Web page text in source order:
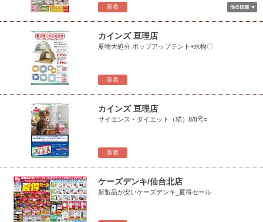
新着
新着
カインズ 亘理店
夏物大処分 ポップアップテント+水物〇
新着
カインズ 亘理店
サイエンス・ダイエット（猫）8/8号○
ケーズデンキ/仙台北店
新製品が安いケーズデンキ_夏得セール